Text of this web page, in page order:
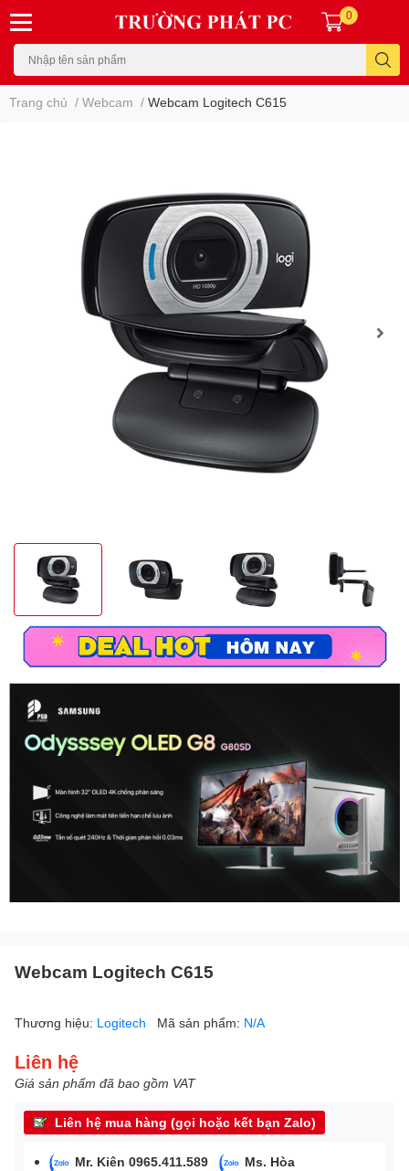
0
Trang chủ / Webcam / Webcam Logitech C615
Webcam Logitech C615
Thương hiệu: Logitech Mã sản phẩm: N/A
Liên hệ
Giá sản phẩm đã bao gồm VAT
Liên hệ mua hàng (gọi hoặc kết bạn Zalo)
Mr. Kiên 0965.411.589
Ms. Hòa